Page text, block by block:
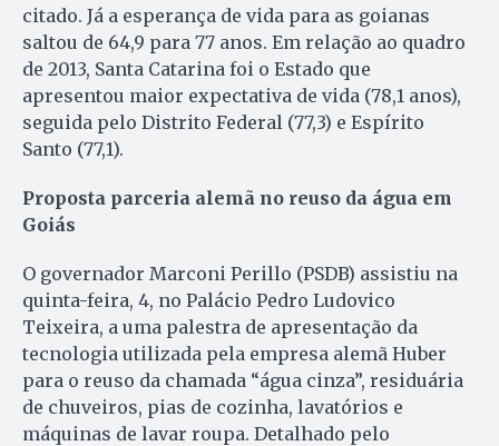
citado. Já a esperança de vida para as goianas
saltou de 64,9 para 77 anos. Em relação ao quadro
de 2013, Santa Catarina foi o Estado que
apresentou maior expectativa de vida (78,1 anos),
seguida pelo Distrito Federal (77,3) e Espírito
Santo (77,1).
Proposta parceria alemã no reuso da água em
Goiás
O governador Marconi Perillo (PSDB) assistiu na
quinta-feira, 4, no Palácio Pedro Ludovico
Teixeira, a uma palestra de apresentação da
tecnologia utilizada pela empresa alemã Huber
para o reuso da chamada “água cinza”, residuária
de chuveiros, pias de cozinha, lavatórios e
máquinas de lavar roupa. Detalhado pelo